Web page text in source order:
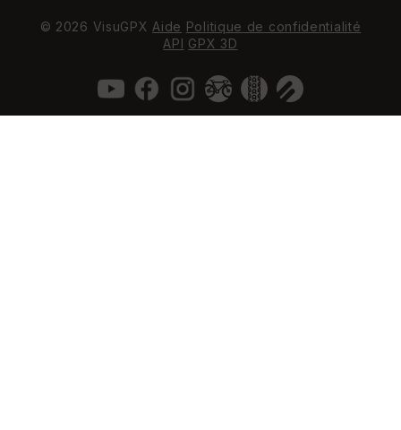
© 2026 VisuGPX Aide Politique de confidentialité
API GPX 3D